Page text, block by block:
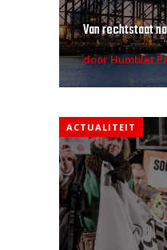
Van rechtstaat
door Humblet
ACTUALITEIT